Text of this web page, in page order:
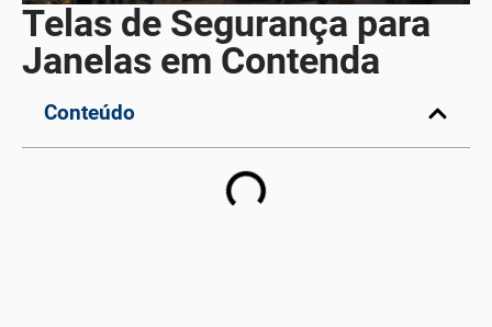
Telas de Segurança para
Janelas em Contenda
Conteúdo